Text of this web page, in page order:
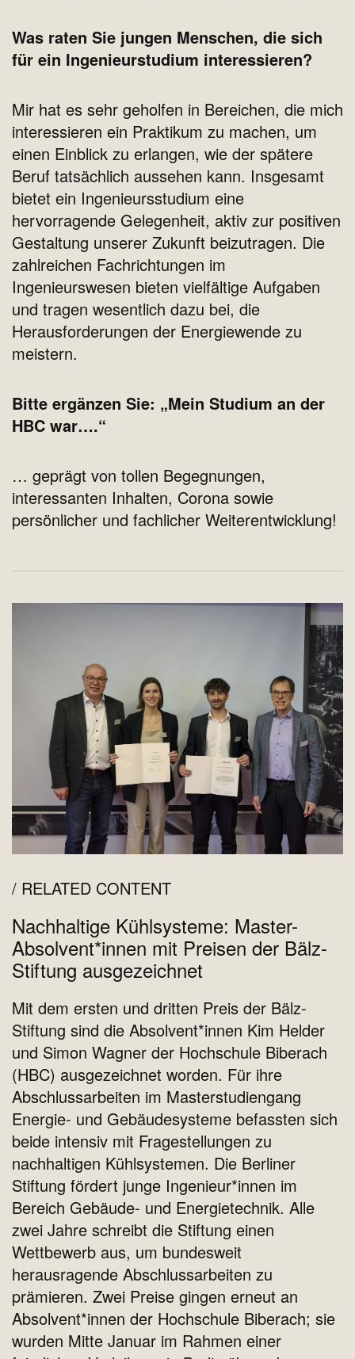
Was raten Sie jungen Menschen, die sich
für ein Ingenieurstudium interessieren?
Mir hat es sehr geholfen in Bereichen, die mich
interessieren ein Praktikum zu machen, um
einen Einblick zu erlangen, wie der spätere
Beruf tatsächlich aussehen kann. Insgesamt
bietet ein Ingenieursstudium eine
hervorragende Gelegenheit, aktiv zur positiven
Gestaltung unserer Zukunft beizutragen. Die
zahlreichen Fachrichtungen im
Ingenieurswesen bieten vielfältige Aufgaben
und tragen wesentlich dazu bei, die
Herausforderungen der Energiewende zu
meistern.
Bitte ergänzen Sie: „Mein Studium an der
HBC war….“
… geprägt von tollen Begegnungen,
interessanten Inhalten, Corona sowie
persönlicher und fachlicher Weiterentwicklung!
RELATED CONTENT
Nachhaltige Kühlsysteme: Master-
Absolvent*innen mit Preisen der Bälz-
Stiftung ausgezeichnet
Mit dem ersten und dritten Preis der Bälz-
Stiftung sind die Absolvent*innen Kim Helder
und Simon Wagner der Hochschule Biberach
(HBC) ausgezeichnet worden. Für ihre
Abschlussarbeiten im Masterstudiengang
Energie- und Gebäudesysteme befassten sich
beide intensiv mit Fragestellungen zu
nachhaltigen Kühlsystemen. Die Berliner
Stiftung fördert junge Ingenieur*innen im
Bereich Gebäude- und Energietechnik. Alle
zwei Jahre schreibt die Stiftung einen
Wettbewerb aus, um bundesweit
herausragende Abschlussarbeiten zu
prämieren. Zwei Preise gingen erneut an
Absolvent*innen der Hochschule Biberach; sie
wurden Mitte Januar im Rahmen einer